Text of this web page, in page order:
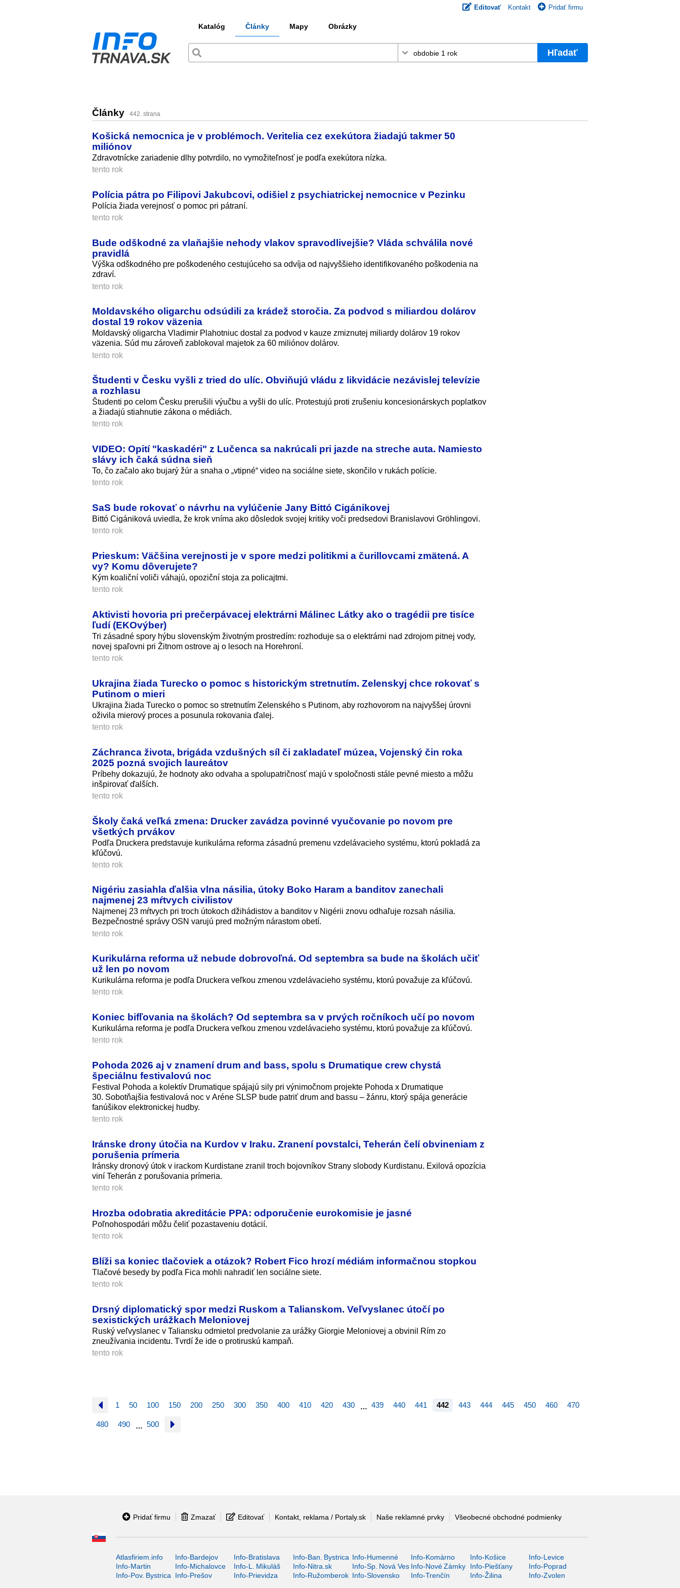
Editovať Kontakt Pridať firmu
Katalóg Články Mapy Obrázky
Hľadať
Články 442. strana
Košická nemocnica je v problémoch. Veritelia cez exekútora žiadajú takmer 50
miliónov
Zdravotnícke zariadenie dlhy potvrdilo, no vymožiteľnosť je podľa exekútora nízka.
tento rok
Polícia pátra po Filipovi Jakubcovi, odišiel z psychiatrickej nemocnice v Pezinku
Polícia žiada verejnosť o pomoc pri pátraní.
tento rok
Bude odškodné za vlaňajšie nehody vlakov spravodlivejšie? Vláda schválila nové
pravidlá
Výška odškodného pre poškodeného cestujúceho sa odvíja od najvyššieho identifikovaného poškodenia na
zdraví.
tento rok
Moldavského oligarchu odsúdili za krádež storočia. Za podvod s miliardou dolárov
dostal 19 rokov väzenia
Moldavský oligarcha Vladimir Plahotniuc dostal za podvod v kauze zmiznutej miliardy dolárov 19 rokov
väzenia. Súd mu zároveň zablokoval majetok za 60 miliónov dolárov.
tento rok
Študenti v Česku vyšli z tried do ulíc. Obviňujú vládu z likvidácie nezávislej televízie
a rozhlasu
Študenti po celom Česku prerušili výučbu a vyšli do ulíc. Protestujú proti zrušeniu koncesionárskych poplatkov
a žiadajú stiahnutie zákona o médiách.
tento rok
VIDEO: Opití "kaskadéri" z Lučenca sa nakrúcali pri jazde na streche auta. Namiesto
slávy ich čaká súdna sieň
To, čo začalo ako bujarý žúr a snaha o „vtipné“ video na sociálne siete, skončilo v rukách polície.
tento rok
SaS bude rokovať o návrhu na vylúčenie Jany Bittó Cigánikovej
Bittó Cigániková uviedla, že krok vníma ako dôsledok svojej kritiky voči predsedovi Branislavovi Gröhlingovi.
tento rok
Prieskum: Väčšina verejnosti je v spore medzi politikmi a čurillovcami zmätená. A
vy? Komu dôverujete?
Kým koaliční voliči váhajú, opoziční stoja za policajtmi.
tento rok
Aktivisti hovoria pri prečerpávacej elektrárni Málinec Látky ako o tragédii pre tisíce
ľudí (EKOvýber)
Tri zásadné spory hýbu slovenským životným prostredím: rozhoduje sa o elektrárni nad zdrojom pitnej vody,
novej spaľovni pri Žitnom ostrove aj o lesoch na Horehroní.
tento rok
Ukrajina žiada Turecko o pomoc s historickým stretnutím. Zelenskyj chce rokovať s
Putinom o mieri
Ukrajina žiada Turecko o pomoc so stretnutím Zelenského s Putinom, aby rozhovorom na najvyššej úrovni
oživila mierový proces a posunula rokovania ďalej.
tento rok
Záchranca života, brigáda vzdušných síl či zakladateľ múzea, Vojenský čin roka
2025 pozná svojich laureátov
Príbehy dokazujú, že hodnoty ako odvaha a spolupatričnosť majú v spoločnosti stále pevné miesto a môžu
inšpirovať ďalších.
tento rok
Školy čaká veľká zmena: Drucker zavádza povinné vyučovanie po novom pre
všetkých prvákov
Podľa Druckera predstavuje kurikulárna reforma zásadnú premenu vzdelávacieho systému, ktorú pokladá za
kľúčovú.
tento rok
Nigériu zasiahla ďalšia vlna násilia, útoky Boko Haram a banditov zanechali
najmenej 23 mŕtvych civilistov
Najmenej 23 mŕtvych pri troch útokoch džihádistov a banditov v Nigérii znovu odhaľuje rozsah násilia.
Bezpečnostné správy OSN varujú pred možným nárastom obetí.
tento rok
Kurikulárna reforma už nebude dobrovoľná. Od septembra sa bude na školách učiť
už len po novom
Kurikulárna reforma je podľa Druckera veľkou zmenou vzdelávacieho systému, ktorú považuje za kľúčovú.
tento rok
Koniec bifľovania na školách? Od septembra sa v prvých ročníkoch učí po novom
Kurikulárna reforma je podľa Druckera veľkou zmenou vzdelávacieho systému, ktorú považuje za kľúčovú.
tento rok
Pohoda 2026 aj v znamení drum and bass, spolu s Drumatique crew chystá
špeciálnu festivalovú noc
Festival Pohoda a kolektív Drumatique spájajú sily pri výnimočnom projekte Pohoda x Drumatique
30. Sobotňajšia festivalová noc v Aréne SLSP bude patriť drum and bassu – žánru, ktorý spája generácie
fanúšikov elektronickej hud­by.
tento rok
Iránske drony útočia na Kurdov v Iraku. Zranení povstalci, Teherán čelí obvineniam z
porušenia prímeria
Iránsky dronový útok v irackom Kurdistane zranil troch bojovníkov Strany slobody Kurdistanu. Exilová opozícia
viní Teherán z porušovania prímeria.
tento rok
Hrozba odobratia akreditácie PPA: odporučenie eurokomisie je jasné
Poľnohospodári môžu čeliť pozastaveniu dotácií.
tento rok
Blíži sa koniec tlačoviek a otázok? Robert Fico hrozí médiám informačnou stopkou
Tlačové besedy by podľa Fica mohli nahradiť len sociálne siete.
tento rok
Drsný diplomatický spor medzi Ruskom a Talianskom. Veľvyslanec útočí po
sexistických urážkach Meloniovej
Ruský veľvyslanec v Taliansku odmietol predvolanie za urážky Giorgie Meloniovej a obvinil Rím zo
zneužívania incidentu. Tvrdí že ide o protiruskú kampaň.
tento rok
1 50 100 150 200 250 300 350 400 410 420 430 … 439 440 441 442 443 444 445 450 460 470
480 490 … 500
Pridať firmu Zmazať Editovať Kontakt, reklama / Portaly.sk Naše reklamné prvky Všeobecné obchodné podmienky
Atlasfiriem.info Info-Bardejov Info-Bratislava Info-Ban. Bystrica Info-Humenné Info-Komárno Info-Košice
Info-Levice
Info-Martin
Info-Michalovce Info-L. Mikuláš Info-Nitra.sk Info-Sp. Nová Ves Info-Nové Zámky Info-Piešťany
Info-Poprad
Info-Pov. Bystrica
Info-Prešov Info-Prievidza Info-Ružomberok Info-Slovensko Info-Trenčín Info-Žilina Info-Zvolen